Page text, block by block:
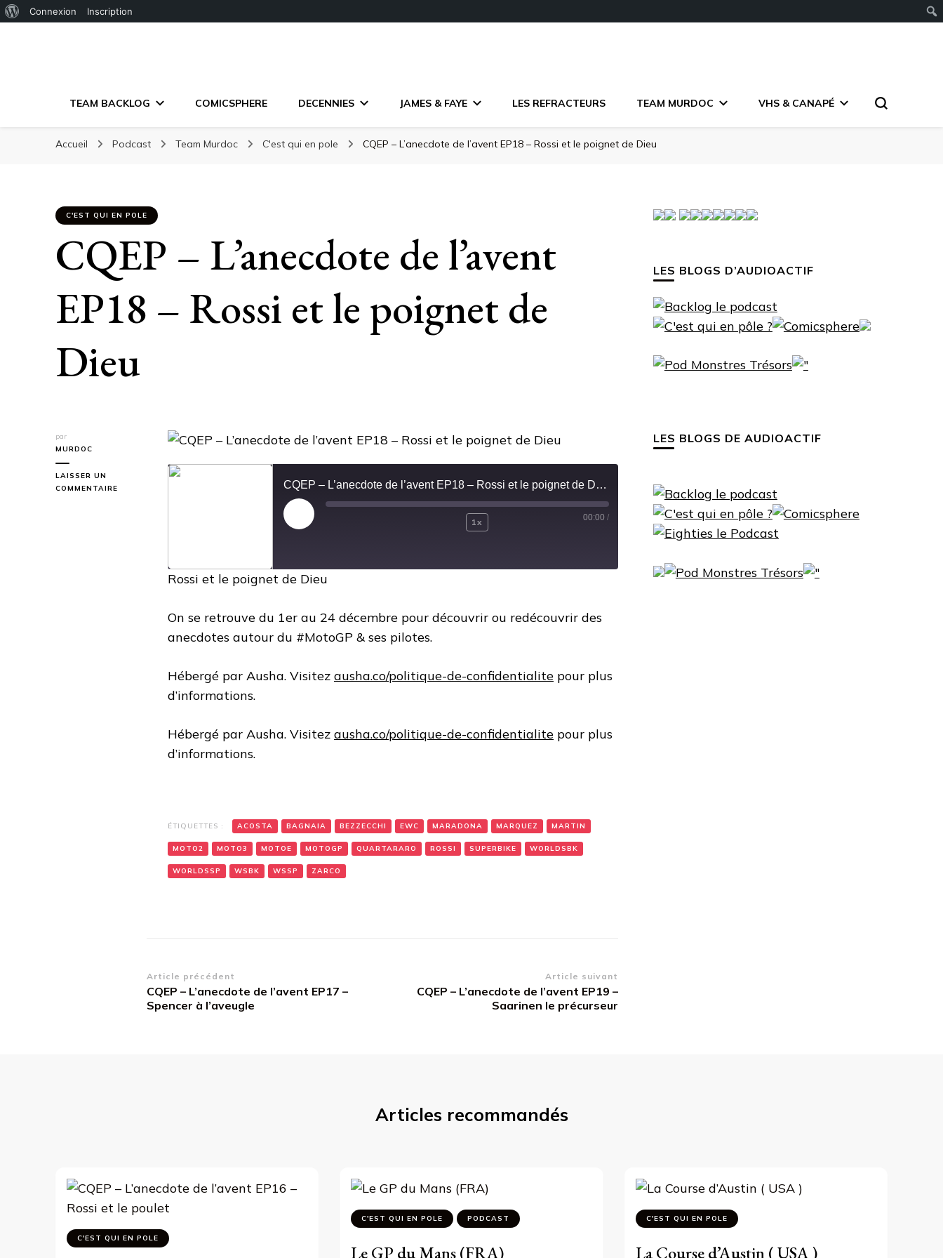
Connexion Inscription
TEAM BACKLOG COMICSPHERE DECENNIES JAMES & FAYE LES REFRACTEURS TEAM MURDOC VHS & CANAPÉ
Accueil Podcast Team Murdoc C'est qui en pole CQEP – L’anecdote de l’avent EP18 – Rossi et le poignet de Dieu
C'EST QUI EN POLE
CQEP – L’anecdote de l’avent
EP18 – Rossi et le poignet de
Dieu
par
MURDOC
LAISSER UN
COMMENTAIRE
CQEP – L’anecdote de l’avent EP18 – Rossi et le poignet de Dieu
Play
Rewind
1x 00:00 /
Rossi et le poignet de Dieu
On se retrouve du 1er au 24 décembre pour découvrir ou redécouvrir des
anecdotes autour du #MotoGP & ses pilotes.
Hébergé par Ausha. Visitez ausha.co/politique-de-confidentialite pour plus
d’informations.
Hébergé par Ausha. Visitez ausha.co/politique-de-confidentialite pour plus
d’informations.
ÉTIQUETTES : ACOSTA BAGNAIA BEZZECCHI EWC MARADONA MARQUEZ MARTIN
MOTO2 MOTO3 MOTOE MOTOGP QUARTARARO ROSSI SUPERBIKE WORLDSBK
WORLDSSP WSBK WSSP ZARCO
Navigation
d’article
Article précédent
CQEP – L’anecdote de l’avent EP17 –
Spencer à l’aveugle
Article suivant
CQEP – L’anecdote de l’avent EP19 –
Saarinen le précurseur
LES BLOGS D’AUDIOACTIF
LES BLOGS DE AUDIOACTIF
Articles recommandés
C'EST QUI EN POLE
C'EST QUI EN POLE PODCAST
Le GP du Mans (FRA)
C'EST QUI EN POLE
La Course d’Austin ( USA )